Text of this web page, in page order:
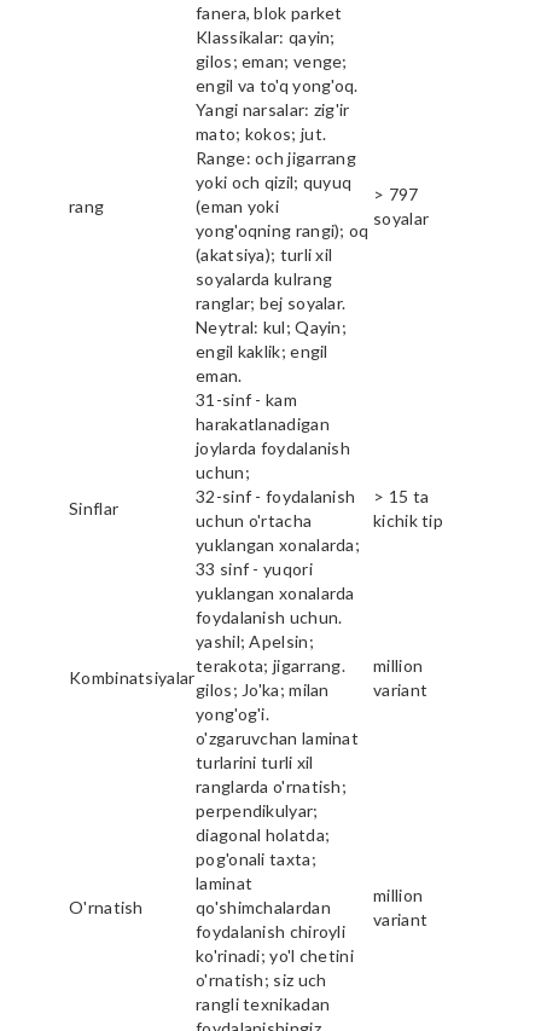
fanera, blok parket
rang
Klassikalar: qayin;
gilos; eman; venge;
engil va to'q yong'oq.
Yangi narsalar: zig'ir
mato; kokos; jut.
Range: och jigarrang
yoki och qizil; quyuq
(eman yoki
yong'oqning rangi); oq
(akatsiya); turli xil
soyalarda kulrang
ranglar; bej soyalar.
Neytral: kul; Qayin;
engil kaklik; engil
eman.
> 797
soyalar
Sinflar
31-sinf - kam
harakatlanadigan
joylarda foydalanish
uchun;
32-sinf - foydalanish
uchun o'rtacha
yuklangan xonalarda;
33 sinf - yuqori
yuklangan xonalarda
foydalanish uchun.
> 15 ta
kichik tip
Kombinatsiyalar
yashil; Apelsin;
terakota; jigarrang.
gilos; Jo'ka; milan
yong'og'i.
million
variant
O'rnatish
o'zgaruvchan laminat
turlarini turli xil
ranglarda o'rnatish;
perpendikulyar;
diagonal holatda;
pog'onali taxta;
laminat
qo'shimchalardan
foydalanish chiroyli
ko'rinadi; yo'l chetini
o'rnatish; siz uch
rangli texnikadan
million
variant